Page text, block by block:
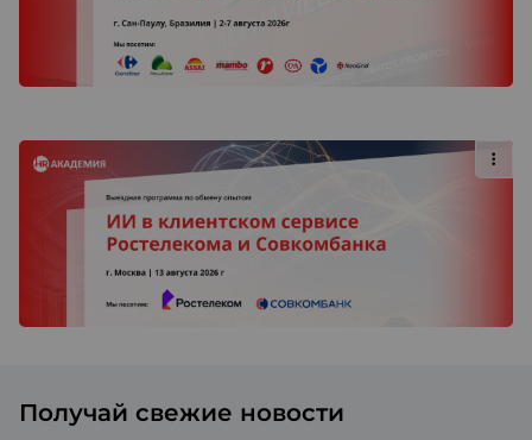
Получай свежие новости